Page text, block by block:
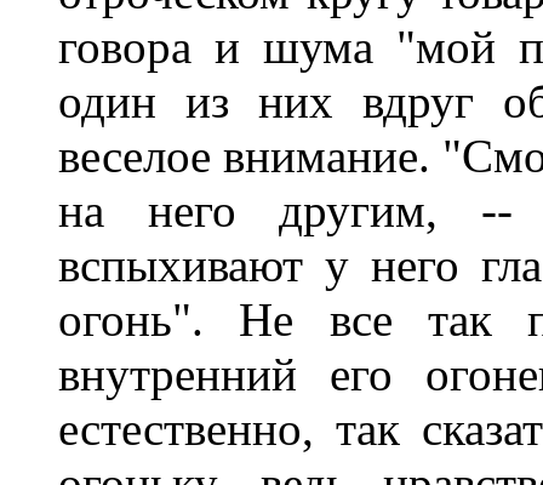
говора и шума "мой
один из них вдруг
веселое внимание.
на него другим, --
вспыхивают у него
огонь". Не все так
внутренний его
естественно, так